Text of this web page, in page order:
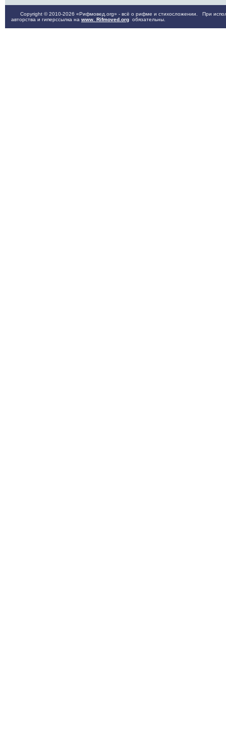
Copyright © 2010-2026 «Рифмовед.org» - всё о рифме и стихосложении. При
авторства и гиперссылка на www. Rifmoved.org обязательны.